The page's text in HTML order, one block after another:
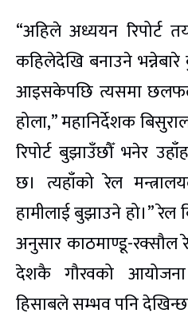
“अहिले अध्ययन रिपोर्ट
कहिलेदेखि बनाउने भन्नेबारे
आइसकेपछि त्यसमा छलफल
होला,” महानिर्देशक
रिपोर्ट बुझाउँछौँ भनेर
छ। त्यहाँको रेल
हामीलाई बुझाउने हो।”
अनुसार काठमाण्डू-रक्सौल
देशकै गौरवको
हिसाबले सम्भव पनि